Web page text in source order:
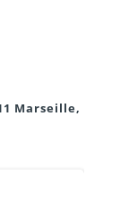
Marseille,